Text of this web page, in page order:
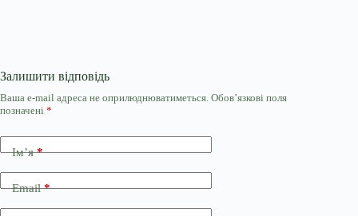
Залишити відповідь
Ваша e-mail адреса не оприлюднюватиметься. Обов’язкові поля
позначені *
Ім’я*
Email*